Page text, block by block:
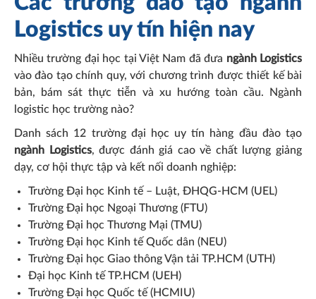
Logistics uy tín hiện nay
Nhiều trường đại học tại Việt Nam đã đưa ngành Logistics
vào đào tạo chính quy, với chương trình được thiết kế bài
bản, bám sát thực tiễn và xu hướng toàn cầu. Ngành
logistic học trường nào?
Danh sách 12 trường đại học uy tín hàng đầu đào tạo
ngành Logistics, được đánh giá cao về chất lượng giảng
dạy, cơ hội thực tập và kết nối doanh nghiệp:
Trường Đại học Kinh tế – Luật, ĐHQG-HCM (UEL)
Trường Đại học Ngoại Thương (FTU)
Trường Đại học Thương Mại (TMU)
Trường Đại học Kinh tế Quốc dân (NEU)
Trường Đại học Giao thông Vận tải TP.HCM (UTH)
Đại học Kinh tế TP.HCM (UEH)
Trường Đại học Quốc tế (HCMIU)